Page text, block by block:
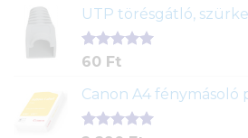
UTP törésgátló, szürke
Értékelés
ből,
1
értékelés
alapján
60 Ft
Canon A4 fénymásoló